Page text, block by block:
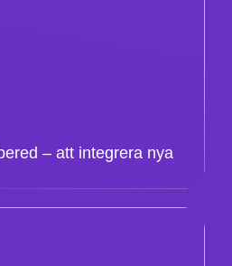
– att integrera nya